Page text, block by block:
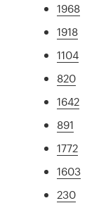
1968
1918
1104
820
1642
891
1772
1603
230